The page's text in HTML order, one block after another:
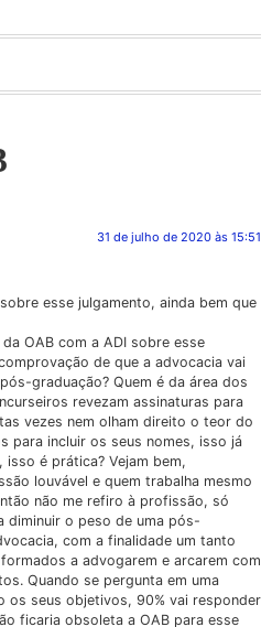
31 de julho de 2020 às 15:51
esse julgamento, ainda bem que
OAB com a ADI sobre esse
de que a advocacia vai
graduação? Quem é da área dos
revezam assinaturas para
vezes nem olham direito o teor do
para incluir os seus nomes, isso já
é prática? Vejam bem,
louvável e quem trabalha mesmo
não me refiro à profissão, só
diminuir o peso de uma pós-
com a finalidade um tanto
a advogarem e arcarem com
Quando se pergunta em uma
os seus objetivos, 90% vai responder
ficaria obsoleta a OAB para esse